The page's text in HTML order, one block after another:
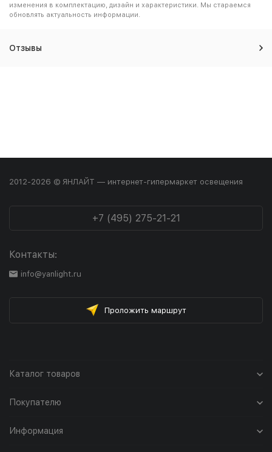
изменения в комплектацию, дизайн и характеристики. Мы стараемся
обновлять актуальность информации.
Отзывы
2012-2026 © ЯНЛАЙТ — интернет-гипермаркет освещения
+7 (495) 275-21-21
Контакты:
info@yanlight.ru
Проложить маршрут
Каталог товаров
Покупателю
Информация